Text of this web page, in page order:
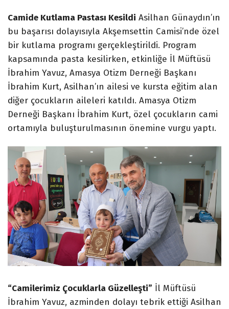
Camide Kutlama Pastası Kesildi Asilhan Günaydın’ın
bu başarısı dolayısıyla Akşemsettin Camisi’nde özel
bir kutlama programı gerçekleştirildi. Program
kapsamında pasta kesilirken, etkinliğe İl Müftüsü
İbrahim Yavuz, Amasya Otizm Derneği Başkanı
İbrahim Kurt, Asilhan’ın ailesi ve kursta eğitim alan
diğer çocukların aileleri katıldı. Amasya Otizm
Derneği Başkanı İbrahim Kurt, özel çocukların cami
ortamıyla buluşturulmasının önemine vurgu yaptı.
“Camilerimiz Çocuklarla Güzelleşti” İl Müftüsü
İbrahim Yavuz, azminden dolayı tebrik ettiği Asilhan